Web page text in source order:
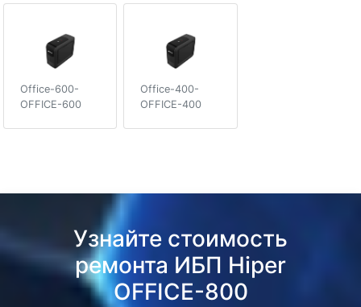
Office-600-
OFFICE-600
Office-400-
OFFICE-400
Узнайте стоимость
ремонта ИБП Hiper
OFFICE-800